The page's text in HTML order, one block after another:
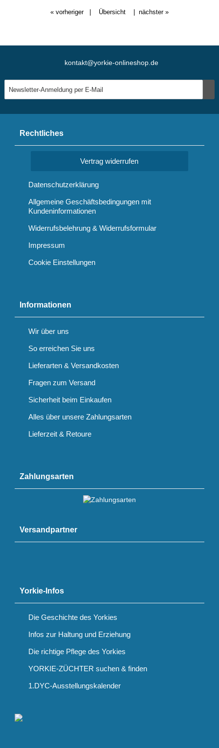
« vorheriger| Übersicht nächster »
kontakt@yorkie-onlineshop.de
Rechtliches
Vertrag widerrufen
Datenschutzerklärung
Allgemeine Geschäftsbedingungen mit
Kundeninformationen
Widerrufsbelehrung & Widerrufsformular
Impressum
Cookie Einstellungen
Informationen
Wir über uns
So erreichen Sie uns
Lieferarten & Versandkosten
Fragen zum Versand
Sicherheit beim Einkaufen
Alles über unsere Zahlungsarten
Lieferzeit & Retoure
Zahlungsarten
Versandpartner
Yorkie-Infos
Die Geschichte des Yorkies
Infos zur Haltung und Erziehung
Die richtige Pflege des Yorkies
YORKIE-ZÜCHTER suchen & finden
1.DYC-Ausstellungskalender